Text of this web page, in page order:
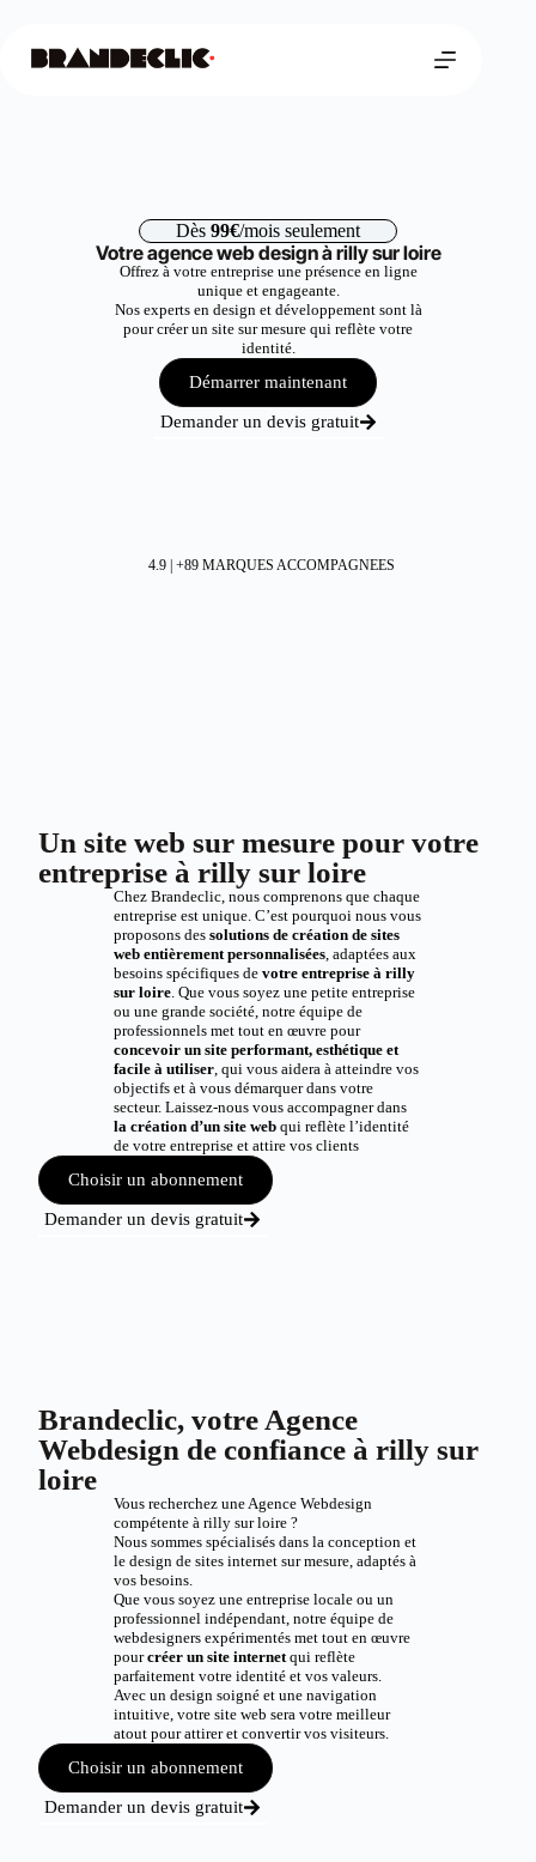
Dès 99€/mois seulement
Votre agence web design à rilly sur loire
Offrez à votre entreprise une présence en ligne
unique et engageante.
Nos experts en design et développement sont là
pour créer un site sur mesure qui reflète votre
identité.
Démarrer maintenant
Demander un devis gratuit
4.9 | +89 MARQUES ACCOMPAGNEES
Un site web sur mesure pour votre
entreprise à rilly sur loire
Chez Brandeclic, nous comprenons que chaque
entreprise est unique. C’est pourquoi nous vous
proposons des solutions de création de sites
web entièrement personnalisées, adaptées aux
besoins spécifiques de votre entreprise à rilly
sur loire. Que vous soyez une petite entreprise
ou une grande société, notre équipe de
professionnels met tout en œuvre pour
concevoir un site performant, esthétique et
facile à utiliser, qui vous aidera à atteindre vos
objectifs et à vous démarquer dans votre
secteur. Laissez-nous vous accompagner dans
la création d’un site webqui reflète l’identité
de votre entreprise et attire vos clients
Choisir un abonnement
Demander un devis gratuit
Brandeclic, votre Agence
Webdesign de confiance à rilly sur
loire
Vous recherchez une Agence Webdesign
compétente à rilly sur loire ?
Nous sommes spécialisés dans la conception et
le design de sites internet sur mesure, adaptés à
vos besoins.
Que vous soyez une entreprise locale ou un
professionnel indépendant, notre équipe de
webdesigners expérimentés met tout en œuvre
pourcréer un site internetqui reflète
parfaitement votre identité et vos valeurs.
Avec un design soigné et une navigation
intuitive, votre site web sera votre meilleur
atout pour attirer et convertir vos visiteurs.
Choisir un abonnement
Demander un devis gratuit